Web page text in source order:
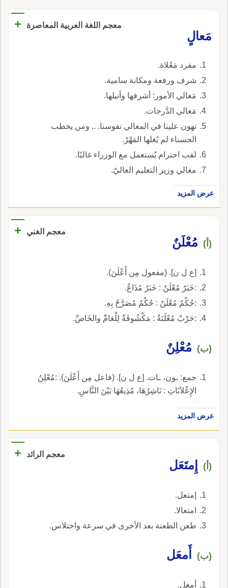
معجم اللغة العربية المعاصرة
+
مَعالٍ
مفرد مَعْلاة.
شرف ورفعة ومكانة سامية.
مَعالي الأمور: أشرفها وأنبلها.
مَعالي الدَّرجات.
تهون علينا في المعالي نفوسنا. .. ومن يخطب
الحسناء لم يُغلها المَهْرُ.
لقب احترام يُستعمل مع الوزراء غالبًا.
معالي وزير التعليم العاليّ.
عرض المزيد
معجم الغني +
(أ) مُعْلَنٌ
[ع ل ن]. (مفعول مِن أَعْلَنَ).
:خَبَرٌ مُعْلَنٌ : خَبَرٌ مُذَاعٌ.
:حُكْمٌ مُعْلَنٌ : حُكْمٌ مُصَرَّحٌ بِهِ.
:حَرْبٌ مُعْلَنَةٌ : مَكْشُوفَةٌ لِلْعَامِّ والخَاصِّ.
(ب) مُعْلِنٌ
جمع: ـون، ـات. [ع ل ن]. (فاعل مِن أَعْلَنَ). :مُعْلِنُ
الإِعْلاَنَاتِ : نَاشِرُهَا، مُذِيعُهَا بَيْنَ النَّاسِ.
عرض المزيد
معجم الرائد +
(أ) إِمتَعَل
إمتعل.
امتعالا.
طعن الطعنة بعد الأخرى في سرعة واختلاس.
(ب) أَمعَل
أمعل.